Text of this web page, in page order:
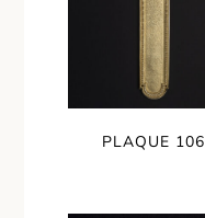
PLAQUE 106